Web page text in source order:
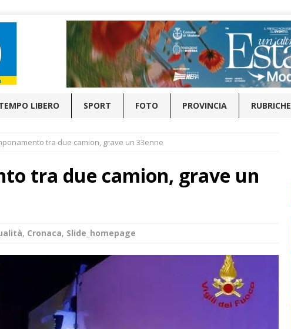
LIBERO SPORT FOTO PROVINCIA RUBRICHE
tra due camion, grave un 33enne
tra due camion, grave un
, Cronaca, Slide_homepage